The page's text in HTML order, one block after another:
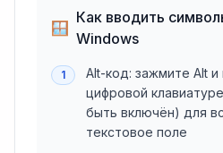
🪟
Как вводить
Windows
1
Alt-код: зажмите Alt и
цифровой
быть включён) для
текстовое поле